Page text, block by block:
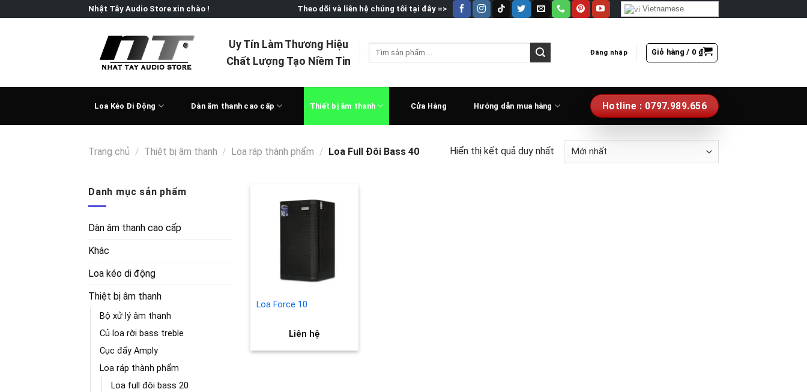
to
Nhật Tây Audio Store xin chào ! Theo dõi và liên hệ chúng tôi tại đây => Vietnamese
Uy Tín Làm Thương Hiệu
Chất Lượng Tạo Niềm Tin
Tìm
Đăng nhập Giỏ hàng / 0 ₫
Loa Kéo Di Động Dàn âm thanh cao cấp Thiết bị âm thanh Cửa Hàng Hướng dẫn mua hàng Hotline : 0797.989.656
Trang chủ / Thiệt bị âm thanh / Loa ráp thành phẩm / Loa Full Đôi Bass 40 Hiển thị kết quả duy nhất
Danh mục sản phẩm
Dàn âm thanh cao cấp
Khác
Loa kéo di động
Thiệt bị âm thanh
Bộ xử lý âm thanh
Củ loa rời bass treble
Cục đẩy Amply
Loa ráp thành phẩm
Loa full đôi bass 20
Loa Force 10
Liên hệ